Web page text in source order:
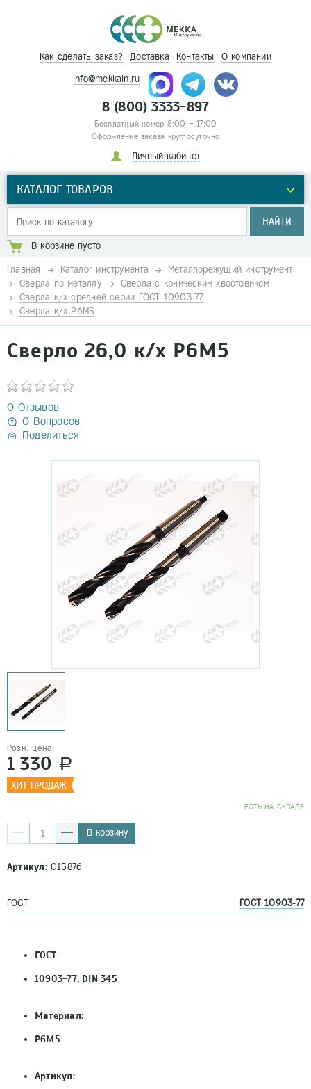
Как сделать заказ? Доставка Контакты О компании
info@mekkain.ru
8 (800) 3333-897
Бесплатный номер 8:00 – 17:00
Оформление заказа круглосуточно
Личный кабинет
КАТАЛОГ ТОВАРОВ
НАЙТИ
В корзине пусто
Главная Каталог инструмента
Металлорежущий инструмент
Сверла по металлу
Сверла с коническим хвостовиком
Сверла к/х средней серии ГОСТ 10903-77
Сверла к/х Р6М5
Сверло 26,0 к/х Р6М5
0 Отзывов
0 Вопросов
Поделиться
Розн. цена:
1 330 a
EСТЬ НА СКЛАДЕ
В корзину
Артикул:015876
ГОСТ ГОСТ 10903-77
ГОСТ
10903-77, DIN 345
Материал:
Р6М5
Артикул: